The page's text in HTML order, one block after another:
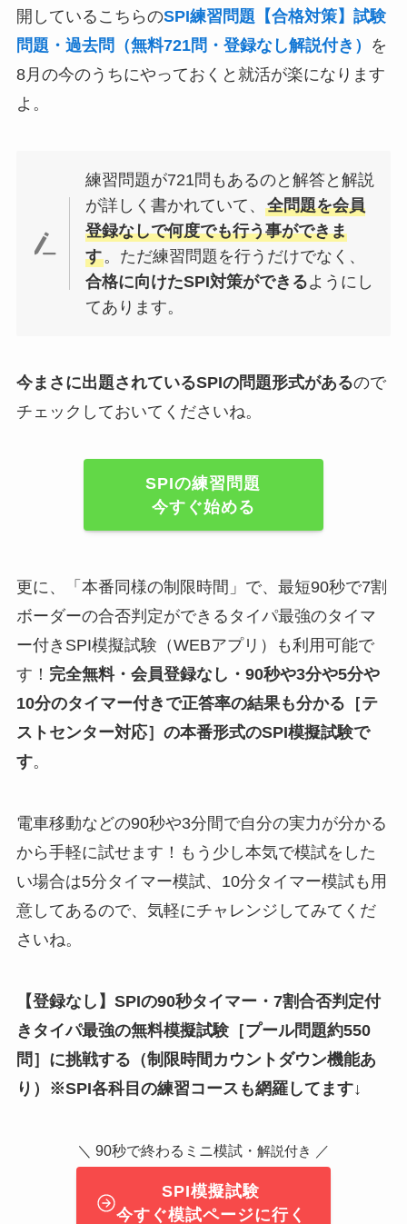
開しているこちらのSPI練習問題【合格対策】試験
問題・過去問（無料721問・登録なし解説付き）
を
8月の今のうちにやっておくと就活が楽になります
よ。
練習問題が721問もあるのと解答と解説
が詳しく書かれていて、全問題を会員
登録なしで何度でも行う事ができま
す。ただ練習問題を行うだけでなく、
合格に向けたSPI対策ができるようにし
てあります。
今まさに出題されているSPIの問題形式があるので
チェックしておいてくださいね。
SPIの練習問題
今すぐ始める
更に、「本番同様の制限時間」で、最短90秒で7割
ボーダーの合否判定ができるタイパ最強のタイマ
ー付きSPI模擬試験（WEBアプリ）も利用可能で
す！ 完全無料・会員登録なし・90秒や3分や5分や
10分のタイマー付きで正答率の結果も分かる ［テ
ストセンター対応］ の本番形式のSPI模擬試験で
す。
電車移動などの90秒や3分間で自分の実力が分かる
から手軽に試せます！もう少し本気で模試をした
い場合は5分タイマー模試、10分タイマー模試も用
意してあるので、気軽にチャレンジしてみてくだ
さいね。
【登録なし】SPIの90秒タイマー・7割合否判定付
きタイパ最強の無料模擬試験［プール問題約550
問 ］ に挑戦する（制限時間カウントダウン機能あ
り）※SPI各科目の練習コースも網羅してます↓
＼ 90秒で終わるミニ模試・ 解説付き ／
SPI模擬試験
今すぐ模試ページに行く